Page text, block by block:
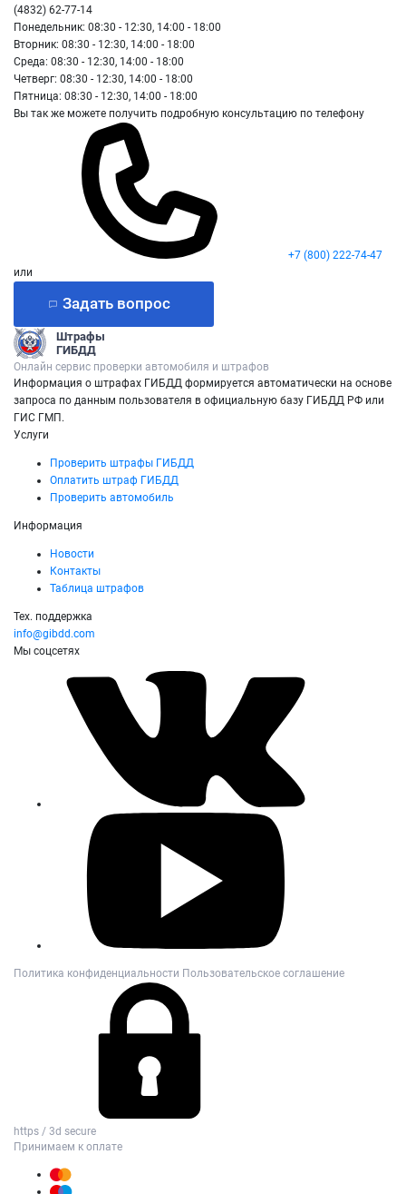
(4832) 62-77-14
Понедельник: 08:30 - 12:30, 14:00 - 18:00
Вторник: 08:30 - 12:30, 14:00 - 18:00
Среда: 08:30 - 12:30, 14:00 - 18:00
Четверг: 08:30 - 12:30, 14:00 - 18:00
Пятница: 08:30 - 12:30, 14:00 - 18:00
Вы так же можете получить подробную консультацию по телефону
+7 (800) 222-74-47
или
Задать вопрос
Штрафы
ГИБДД
Онлайн сервис проверки автомобиля и штрафов
Информация о штрафах ГИБДД формируется автоматически на основе
запроса по данным пользователя в официальную базу ГИБДД РФ или
ГИС ГМП.
Услуги
Проверить штрафы ГИБДД
Оплатить штраф ГИБДД
Проверить автомобиль
Информация
Новости
Контакты
Таблица штрафов
Тех. поддержка
info@gibdd.com
Мы соцсетях
Политика конфиденциальности Пользовательское соглашение
https / 3d secure
Принимаем к оплате